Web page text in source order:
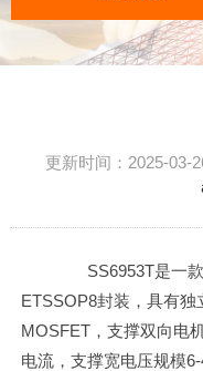
更新时间：2025-
SS6953T是一款
ETSSOP8封装，具有
MOSFET，支撑双向电
电流，支撑宽电压规模6-